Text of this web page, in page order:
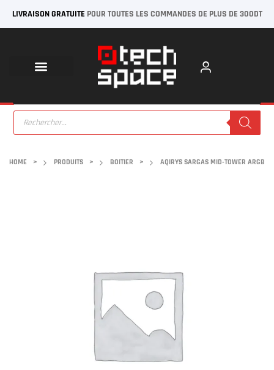
LIVRAISON GRATUITE POUR TOUTES LES COMMANDES DE PLUS DE 300DT
HOME > PRODUITS > BOITIER > AQIRYS SARGAS MID-TOWER ARGB